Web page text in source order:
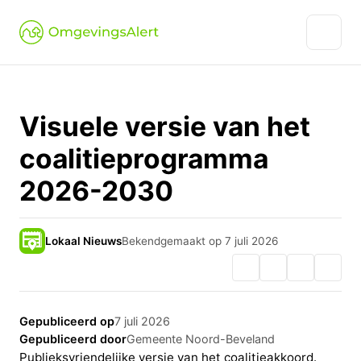
Visuele versie van het
coalitieprogramma
2026-2030
Lokaal NieuwsBekendgemaakt op 7 juli 2026
Gepubliceerd op7 juli 2026
Gepubliceerd doorGemeente Noord-Beveland
Publieksvriendelijke versie van het coalitieakkoord.